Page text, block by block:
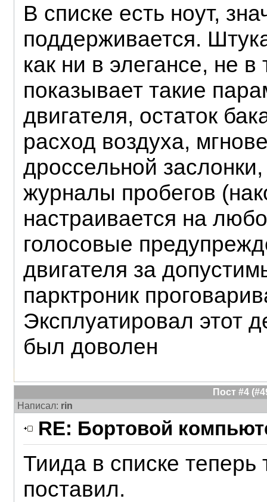
В списке есть ноут,
поддерживается.
как ни в элегансе, не в
показывает такие
двигателя, остаток
расход воздуха,
дроссельной
журналы пробегов
настраивается на
голосовые
двигателя за
парктроник
Эксплуатировал этот
был доволен
Пост #4
Написал: rin
RE: Бортовой
Тиида в списке
поставил.